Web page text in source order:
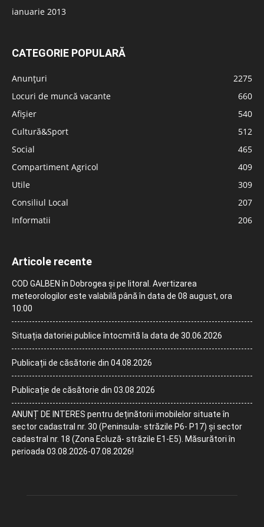
ianuarie 2013
CATEGORIE POPULARĂ
Anunțuri
2275
Locuri de muncă vacante
660
Afișier
540
Cultură&Sport
512
Social
465
Compartiment Agricol
409
Utile
309
Consiliul Local
207
Informatii
206
Articole recente
COD GALBEN în Dobrogea și pe litoral. Avertizarea
meteorologilor este valabilă până în data de 08 august, ora
10:00
Situația datoriei publice întocmită la data de 30.06.2026
Publicații de căsătorie din 04.08.2026
Publicație de căsătorie din 03.08.2026
ANUNȚ DE INTERES pentru deținătorii imobilelor situate în
sector cadastral nr. 30 (Peninsula- străzile P6- P17) și sector
cadastral nr. 18 (Zona Ecluză- străzile E1-E5). Măsurători în
perioada 03.08.2026-07.08.2026!